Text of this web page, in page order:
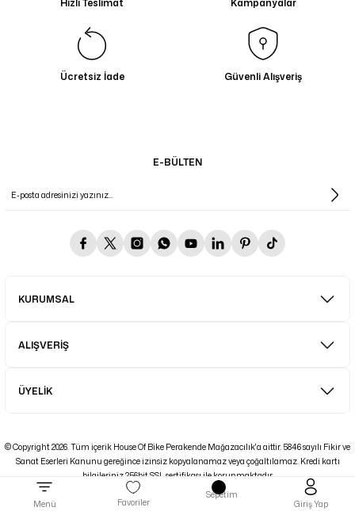
Hızlı Teslimat Kampanyalar
Ücretsiz İade Güvenli Alışveriş
E-BÜLTEN
KURUMSAL
ALIŞVERİŞ
ÜYELİK
© Copyright 2026. Tüm içerik House Of Bike Perakende Mağazacılık'a aittir. 5846 sayılı Fikir ve
Sanat Eserleri Kanunu gereğince izinsiz kopyalanamaz veya çoğaltılamaz. Kredi kartı
bilgileriniz 256bit SSL sertifikası ile korunmaktadır.
Menü Favoriler
Sepetim
Giriş Yap
ideasoft
e-